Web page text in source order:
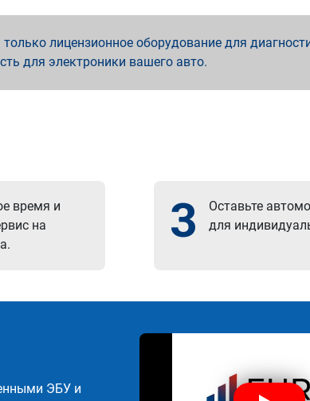
лицензионное оборудование для
для электроники вашего авто.
время и
на
3
Оставьте
для
ЭБУ и